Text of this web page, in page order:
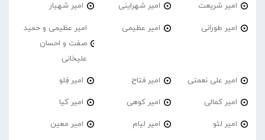
امیر شریعت امیر شهراینی امیر شهیار
امیر طورانی امیر عظیمی
امیر عظیمی و حمید
صفت و احسان
علیخانی
امیر علی نعمتی امیر فتاح امیر فِلو
امیر کمالی امیر کوهی امیر کیا
امیر لئو امیر لیام امیر معین